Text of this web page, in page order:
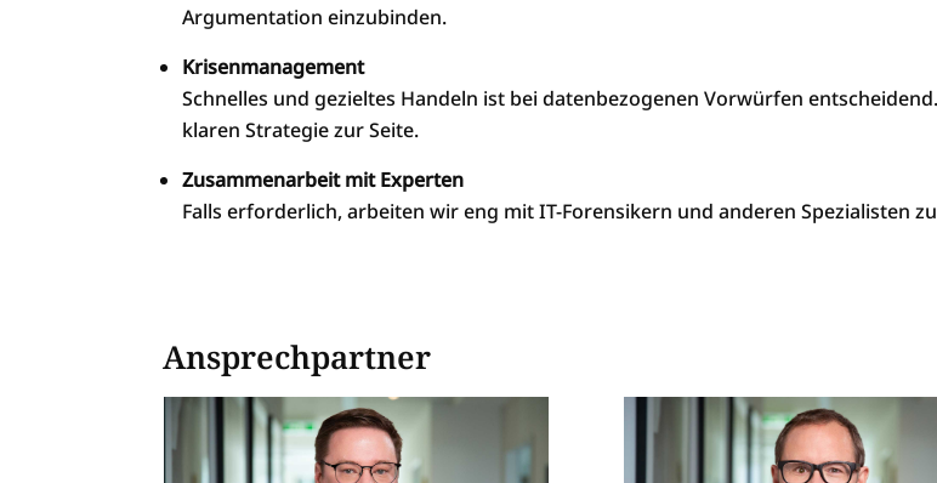
Argumentation einzubinden.
Krisenmanagement
Schnelles und gezieltes Handeln ist bei datenbezogenen Vorwürfen
klaren Strategie zur Seite.
Zusammenarbeit mit Experten
Falls erforderlich, arbeiten wir eng mit IT-Forensikern und anderen Spezialisten
Ansprechpartner